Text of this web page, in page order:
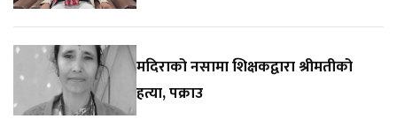
मदिराको नसामा शिक्षकद्वारा श्रीमतीको
हत्या, पक्राउ